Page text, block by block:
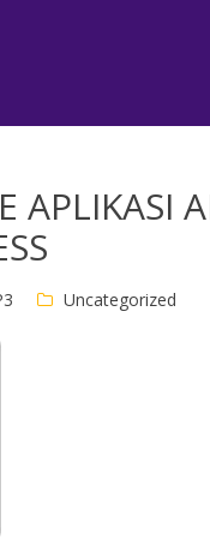
APLIKASI
Uncategorized